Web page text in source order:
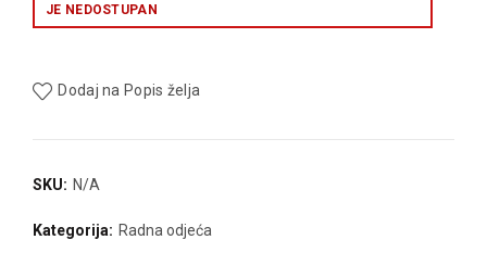
JE NEDOSTUPAN
Dodaj na Popis želja
SKU: N/A
Kategorija: Radna odjeća